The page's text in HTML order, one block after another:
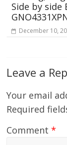
by side Beko
10, 2022
Leave a
Your email
Required
Comment*